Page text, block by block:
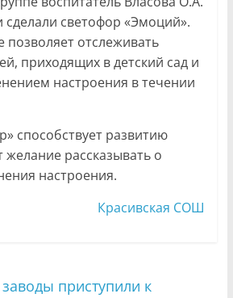
сделали светофор «Эмоций».
отслеживать
приходящих в детский сад и
настроения в течении
способствует развитию
желание рассказывать о
настроения.
Красивская СОШ
приступили к